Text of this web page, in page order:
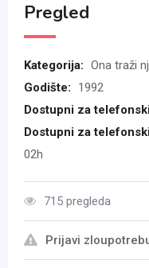
Pregled
Kategorija: Ona traži
Godište:
1992
Dostupni za
Dostupni za
02h
715 pregleda
Prijavi